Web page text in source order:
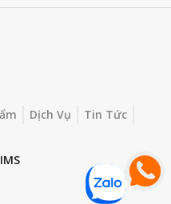
Dịch Vụ
Tin Tức
IMS